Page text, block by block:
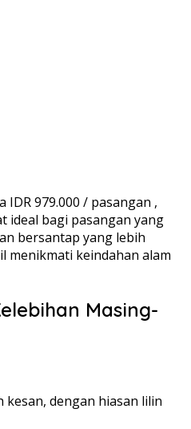
979.000 / pasangan ,
ideal bagi pasangan yang
bersantap yang lebih
menikmati keindahan alam
Masing-
kesan, dengan hiasan lilin